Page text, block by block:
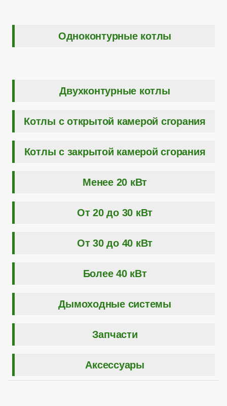
Одноконтурные котлы
Двухконтурные котлы
Котлы с открытой камерой сгорания
Котлы с закрытой камерой сгорания
Менее 20 кВт
От 20 до 30 кВт
От 30 до 40 кВт
Более 40 кВт
Дымоходные системы
Запчасти
Аксессуары